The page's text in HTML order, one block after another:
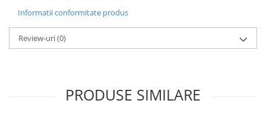
Informatii conformitate produs
Review-uri(0)
PRODUSE SIMILARE